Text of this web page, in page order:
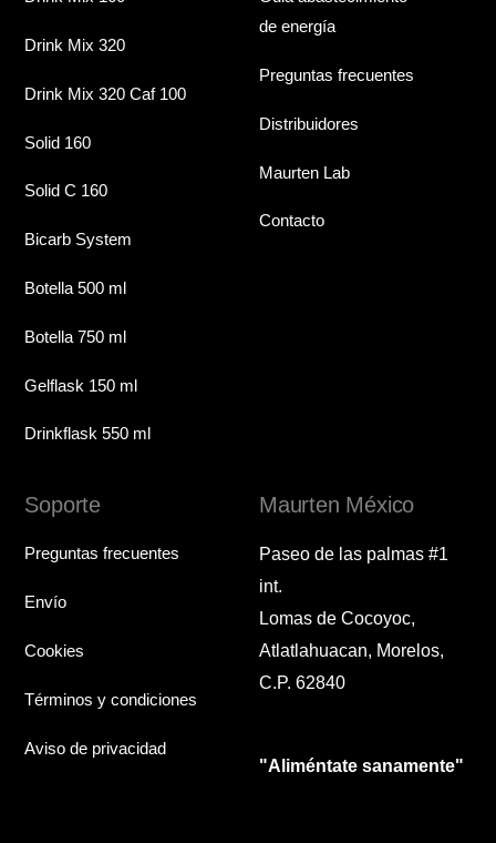
Drink Mix 320
Drink Mix 320 Caf 100
Solid 160
Solid C 160
Bicarb System
Botella 500 ml
Botella 750 ml
Gelflask 150 ml
Drinkflask 550 ml
de energía
Preguntas frecuentes
Distribuidores
Maurten Lab
Contacto
Soporte
Preguntas frecuentes
Envío
Cookies
Términos y condiciones
Aviso de privacidad
Maurten México
Paseo de las palmas #1
int.
Lomas de Cocoyoc,
Atlatlahuacan, Morelos,
C.P. 62840
"Aliméntate sanamente"